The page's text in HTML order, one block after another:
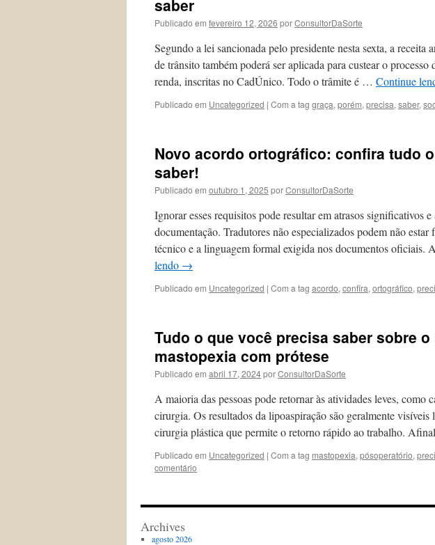
saber
Publicado em fevereiro 12, 2026 porConsultorDaSorte
Segundo a lei sancionada pelo presidente nesta sexta, a receita
de trânsito também poderá ser aplicada para custear o processo
renda, inscritas no CadÚnico. Todo o trâmite é … Continue
Publicado em Uncategorized | Com a tag graça, porém, precisa, saber,
Novo acordo ortográfico: confira tudo
saber!
Publicado em outubro 1, 2025 porConsultorDaSorte
Ignorar esses requisitos pode resultar em atrasos significativos
documentação. Tradutores não especializados podem não
técnico e a linguagem formal exigida nos documentos oficiais.
lendo →
Publicado em Uncategorized | Com a tag acordo, confira, ortográfico,
Tudo o que você precisa saber sobre
mastopexia com prótese
Publicado em abril 17, 2024porConsultorDaSorte
A maioria das pessoas pode retornar às atividades leves, como
cirurgia. Os resultados da lipoaspiração são geralmente
cirurgia plástica que permite o retorno rápido ao trabalho.
Publicado em Uncategorized | Com a tag mastopexia, pósoperatório,
comentário
Archives
agosto 2026